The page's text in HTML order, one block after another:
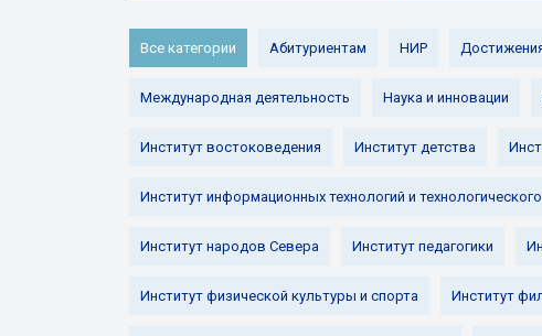
Все категории Абитуриентам НИР
Международная деятельность Наука и инновации
Институт востоковедения Институт детства
Институт информационных технологий и
Институт народов Севера Институт педагогики
Институт физической культуры и спорта Институт